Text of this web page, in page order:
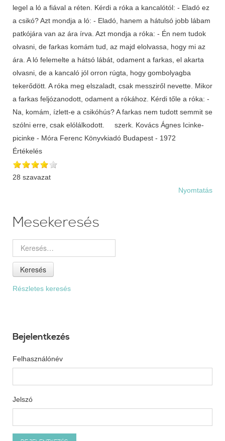
legel a ló a fiával a réten. Kérdi a róka a kancalótól: - Eladó ez
a csikó? Azt mondja a ló: - Eladó, hanem a hátulsó jobb lábam
patkójára van az ára írva. Azt mondja a róka: - Én nem tudok
olvasni, de farkas komám tud, az majd elolvassa, hogy mi az
ára. A ló felemelte a hátsó lábát, odament a farkas, el akarta
olvasni, de a kancaló jól orron rúgta, hogy gombolyagba
tekerődött. A róka meg elszaladt, csak messziről nevette. Mikor
a farkas feljózanodott, odament a rókához. Kérdi tőle a róka: -
Na, komám, ízlett-e a csikóhús? A farkas nem tudott semmit se
szólni erre, csak elólálkodott. szerk. Kovács Ágnes Icinke-
picinke - Móra Ferenc Könyvkiadó Budapest - 1972
Értékelés
28 szavazat
Nyomtatás
Mesekeresés
Keresés
Részletes keresés
Bejelentkezés
Felhasználónév
Jelszó